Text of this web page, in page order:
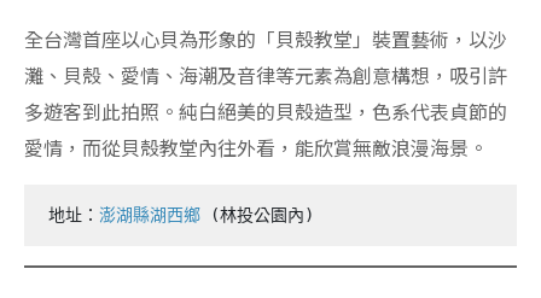
全台灣首座以心貝為形象的「貝殼教堂」裝置藝術，以沙
灘、貝殼、愛情、海潮及音律等元素為創意構想，吸引許
多遊客到此拍照。純白絕美的貝殼造型，色系代表貞節的
愛情，而從貝殼教堂內往外看，能欣賞無敵浪漫海景。
地址： 澎湖縣湖西鄉 (林投公園內)